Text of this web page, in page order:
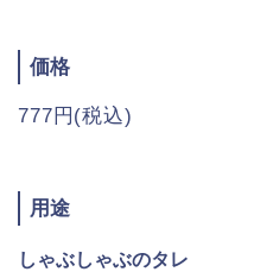
価格
777円(税込)
用途
しゃぶしゃぶのタレ